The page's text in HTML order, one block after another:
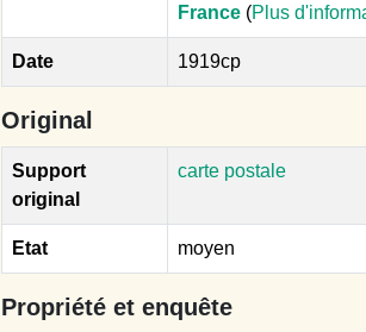
France (Plus
Date 1919cp
Original
Support
original
carte postale
Etat moyen
Propriété et enquête